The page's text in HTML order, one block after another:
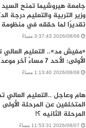
جامعة هيروشيما تمنح
وزير التربية والتعليم درجة
تقديرًا لما حققه في منظومة
2026/08/08 3:37:43 مساءً
«مفيش مد».. التعليم العالي
الأولى: الأحد 7 مساءً آخر موعد لتسجيل الرغبات
2026/08/08 1:13:40 مساءً
هام وعاجل ..التعليم العالي
المتخلفين عن المرحلة
المرحلة الثانيه ؟!
2026/08/07 11:53:31 مساءً